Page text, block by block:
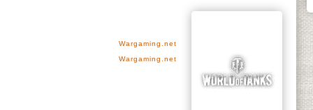
Wargaming.net
Wargaming.net